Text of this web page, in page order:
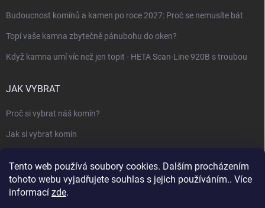
Tento web používá soubory cookies. Dalším procházením
tohoto webu vyjadřujete souhlas s jejich používáním.. Více
informací zde.
Budoucnost komínů a kamen po roce 2027: Proč se nemusíte bát
Topí vaše kamna zbytečně pánubohu do oken?
Když kamna umí víc než jen topit - HETA Scan-Line 920B s troubou
JAK VYBRAT
Proč si vybrat náš komín?
Jak si vybrat komín
Jak vybrat kamna nebo krbovou vložku
Jak postavit krbovou obestavbu